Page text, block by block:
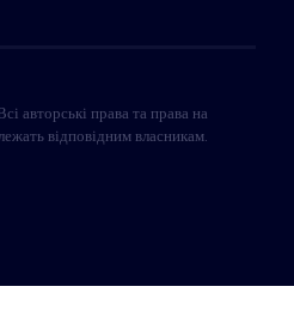
права та права на
відповідним власникам.